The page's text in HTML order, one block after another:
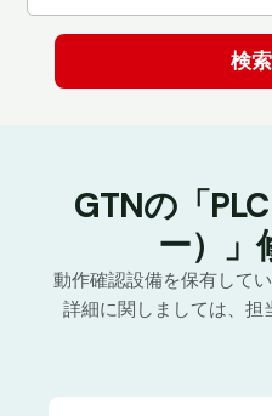
GTNの「
ー）」
動作確認設備を保有して
詳細に関しましては、担